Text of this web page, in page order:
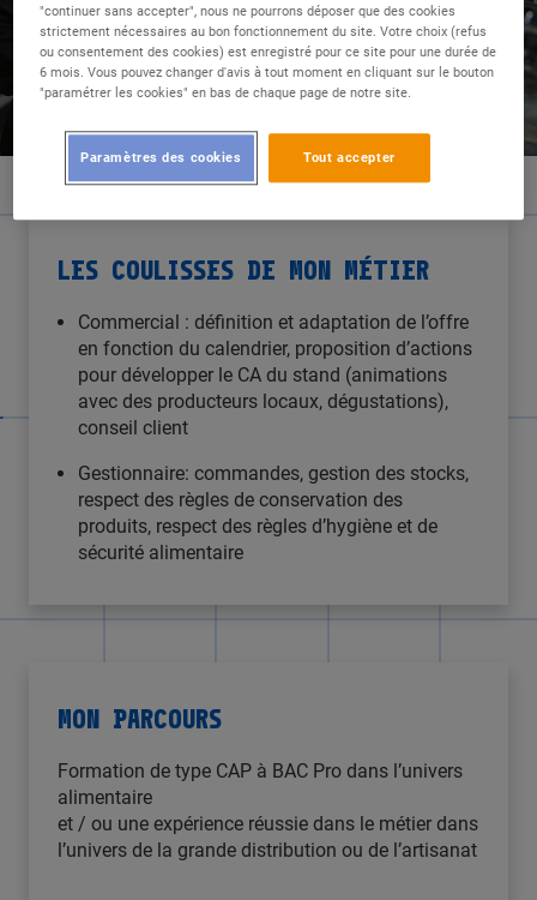
LES COULISSES DE MON MÉTIER
Commercial : définition et adaptation de l’offre
en fonction du calendrier, proposition d’actions
pour développer le CA du stand (animations
avec des producteurs locaux, dégustations),
conseil client
Gestionnaire: commandes, gestion des stocks,
respect des règles de conservation des
produits, respect des règles d’hygiène et de
sécurité alimentaire
MON PARCOURS
Formation de type CAP à BAC Pro dans l’univers
alimentaire
et / ou une expérience réussie dans le métier dans
l’univers de la grande distribution ou de l’artisanat
"continuer sans accepter", nous ne pourrons déposer que des cookies
strictement nécessaires au bon fonctionnement du site. Votre choix (refus
ou consentement des cookies) est enregistré pour ce site pour une durée de
6 mois. Vous pouvez changer d'avis à tout moment en cliquant sur le bouton
"paramétrer les cookies" en bas de chaque page de notre site.
Tout accepter
Paramètres des cookies